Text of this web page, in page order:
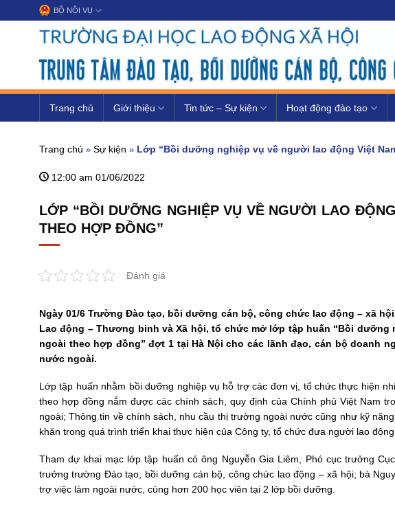
đến
BỘ NỘI VỤ
Trang chủ Giới thiệu Tin tức – Sự kiện Hoạt động đào tạo
Trang chủ » Sự kiện » Lớp “Bồi dưỡng nghiệp vụ về người lao động Việt
12:00 am 01/06/2022
LỚP “BỒI DƯỠNG NGHIỆP VỤ VỀ NGƯỜI LAO
THEO HỢP ĐỒNG”
Đánh giá
Ngày 01/6 Trường Đào tạo, bồi dưỡng cán bộ, công chức lao động – xã
Lao động – Thương binh và Xã hội, tổ chức mở lớp tập huấn “Bồi
ngoài theo hợp đồng” đợt 1 tại Hà Nội cho các lãnh đạo, cán bộ doanh
nước ngoài.
Lớp tập huấn nhằm bồi dưỡng nghiệp vụ hỗ trợ các đơn vị, tổ chức thực hiện
theo hợp đồng nắm được các chính sách, quy định của Chính phủ Việt Nam
ngoài; Thông tin về chính sách, nhu cầu thị trường ngoài nước cũng như kỹ
khăn trong quá trình triển khai thực hiện của Công ty, tổ chức đưa người lao
Tham dự khai mạc lớp tập huấn có ông Nguyễn Gia Liêm, Phó cục trưởng
trưởng trường Đào tạo, bồi dưỡng cán bộ, công chức lao động – xã hội; bà
trợ việc làm ngoài nước, cùng hơn 200 học viên tại 2 lớp bồi dưỡng.